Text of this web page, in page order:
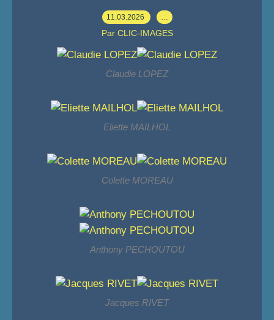
11.03.2026
Par CLIC-IMAGES
Claudie LOPEZ
Eliette MAILHOL
Colette MOREAU
Anthony PECHOUTOU
Jacques RIVET